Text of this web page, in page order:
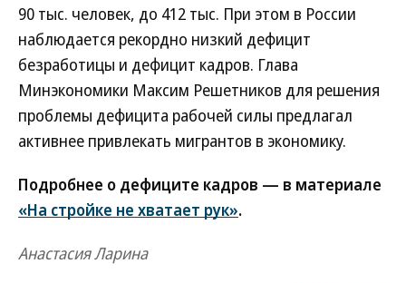
90 тыc. человек, до 412 тыс. При этом в России
наблюдается рекордно низкий дефицит
безработицы и дефицит кадров. Глава
Минэкономики Максим Решетников для решения
проблемы дефицита рабочей силы предлагал
активнее привлекать мигрантов в экономику.
Подробнее о дефиците кадров — в материале
«На стройке не хватает рук».
Анастасия Ларина